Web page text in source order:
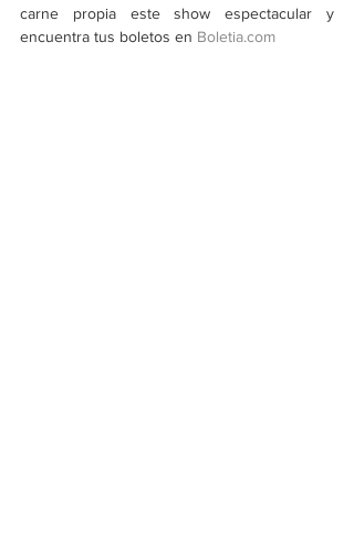
carne propia este show espectacular y
encuentra tus boletos en Boletia.com